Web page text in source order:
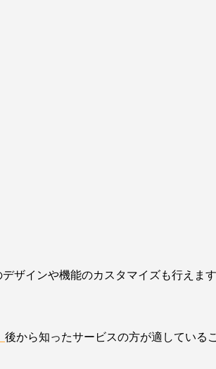
ザインや機能のカスタマイズも行えま
後から知ったサービスの方が適している